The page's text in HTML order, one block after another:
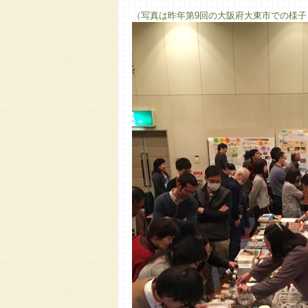
（写真は昨年第9回の大阪府大東市での様